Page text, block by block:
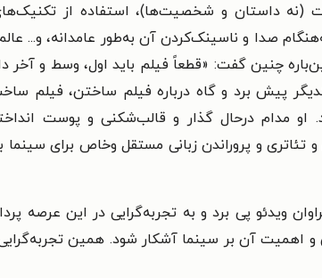
(نه داستان و شخصیت‌ها)، استفاده از
صدا و ناسینک‌کردن آن به‌طور عامدانه، و...
چنین گفت: «قطعاً فیلم باید اول، وسط و آخر
پیش برد و گاه درباره فیلم ساختن، فیلم
او مدام درحال گذار و قالب‌شکنی و پوست
و پروراندن زبانی مستقل وخاص برای سینما
ویدئو پی برد و به تجربه‌گرایی در این عرصه
و اهمیت آن بر سینما آشکار شود. همین